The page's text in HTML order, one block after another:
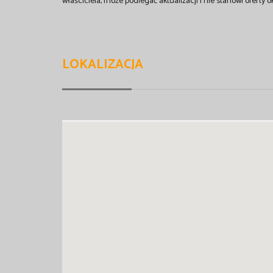
LOKALIZACJA